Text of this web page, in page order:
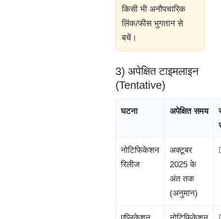
किसी भी अनौपचारिक
लिंक/फीस भुगतान से
बचें।
3) अपेक्षित टाइमलाइन
(Tentative)
घटना अपेक्षित समय
नोटिफिकेशन
रिलीज
अक्टूबर
2025 के
अंत तक
(अनुमान)